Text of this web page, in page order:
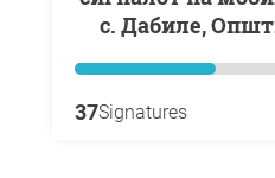
с. Дабиле,
37Signatures